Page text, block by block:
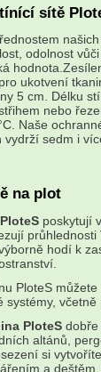
sítě
odolnost
ukotvení
5 cm. Délku
nebo
Naše
vydrží sedm i
na plot
poskytují
hodí k
PloteS
systémy,
PloteS
altánů,
si
a deštěm.